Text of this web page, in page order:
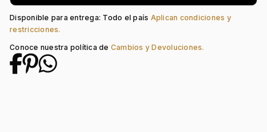
Disponible para entrega: Todo el país Aplican condiciones y
restricciones.
Conoce nuestra política de Cambios y Devoluciones.